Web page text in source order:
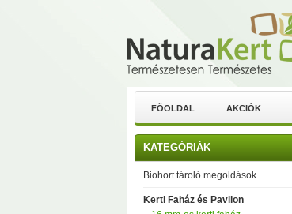
FŐOLDAL AKCIÓK
KATEGÓRIÁK
Biohort tároló megoldások
Kerti Faház és Pavilon